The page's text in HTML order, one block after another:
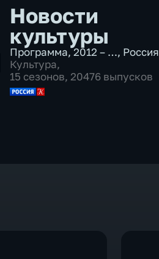
Новости
культуры
Программа,2012 – …, Россия
Культура,
15 сезонов, 20476 выпусков